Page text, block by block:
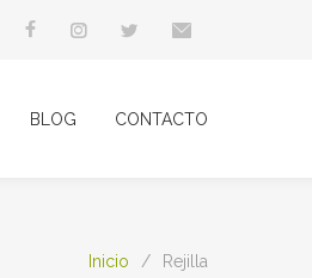
BLOG CONTACTO
Inicio / Rejilla